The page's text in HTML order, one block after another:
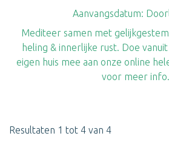
Aanvangsdatum:
Mediteer samen met
heling & innerlijke rust. Doe
eigen huis mee aan onze online
voor meer info.
Resultaten 1 tot 4 van 4